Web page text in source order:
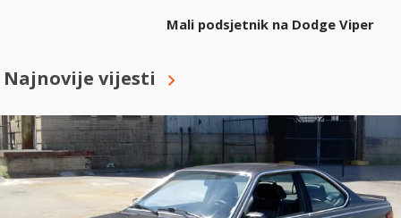
Mali podsjetnik na Dodge Viper
Najnovije vijesti